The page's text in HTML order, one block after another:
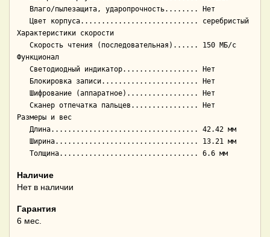
Характеристики скорости
Функционал
Размеры и вес
Наличие
Нет в наличии
Гарантия
6 мес.